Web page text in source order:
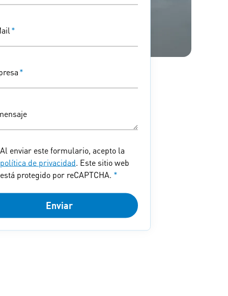
*
*
Al enviar este formulario, acepto la
política de privacidad . Este sitio web
está protegido por reCAPTCHA. *
Enviar